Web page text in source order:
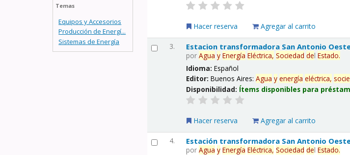
Temas
Equipos y Accesorios
Producción de Energí...
Sistemas de Energía
Hacer reserva Agregar al carrito
3. Estacion transformadora San Antonio
porAgua y Energía Eléctrica, Sociedad delEstado.
Idioma:Español
Editor:Buenos Aires:Agua y energía eléctrica,
Disponibilidad: Ítems disponibles para
Hacer reserva Agregar al carrito
4. Estación transformadora San Antonio
porAgua y Energía Eléctrica, Sociedad delEstado.